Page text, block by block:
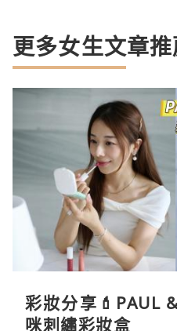
更多女生文章
彩妝分享💄PAUL
咪刺繡彩妝盒